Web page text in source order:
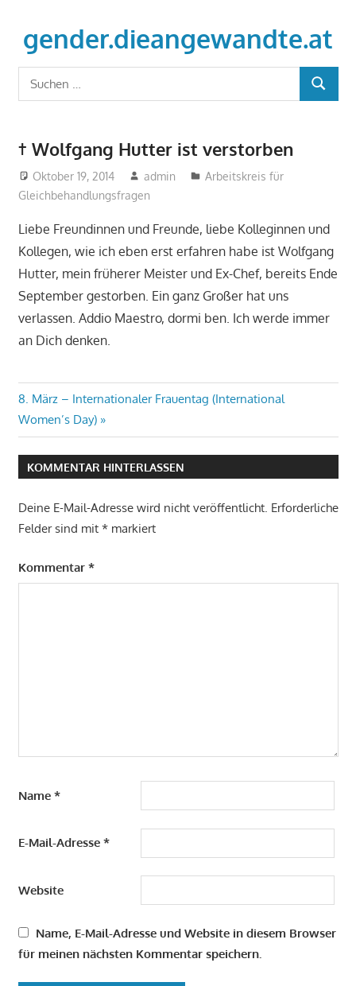
springengender.dieangewandte.at
Just
another
SUCHEN
† Wolfgang Hutter ist verstorben
Oktober 19, 2014 admin
Arbeitskreis für
Gleichbehandlungsfragen
Liebe Freundinnen und Freunde, liebe Kolleginnen und
Kollegen, wie ich eben erst erfahren habe ist Wolfgang
Hutter, mein früherer Meister und Ex-Chef, bereits Ende
September gestorben. Ein ganz Großer hat uns
verlassen. Addio Maestro, dormi ben. Ich werde immer
an Dich denken.
Beitragsnavigation
Nächster
Beitrag:
8. März – Internationaler Frauentag (International
Women’s Day)
KOMMENTAR HINTERLASSEN
Deine E-Mail-Adresse wird nicht veröffentlicht. Erforderliche
Felder sind mit *markiert
Kommentar *
Name *
E-Mail-Adresse *
Website
Name, E-Mail-Adresse und Website in diesem Browser
für meinen nächsten Kommentar speichern.